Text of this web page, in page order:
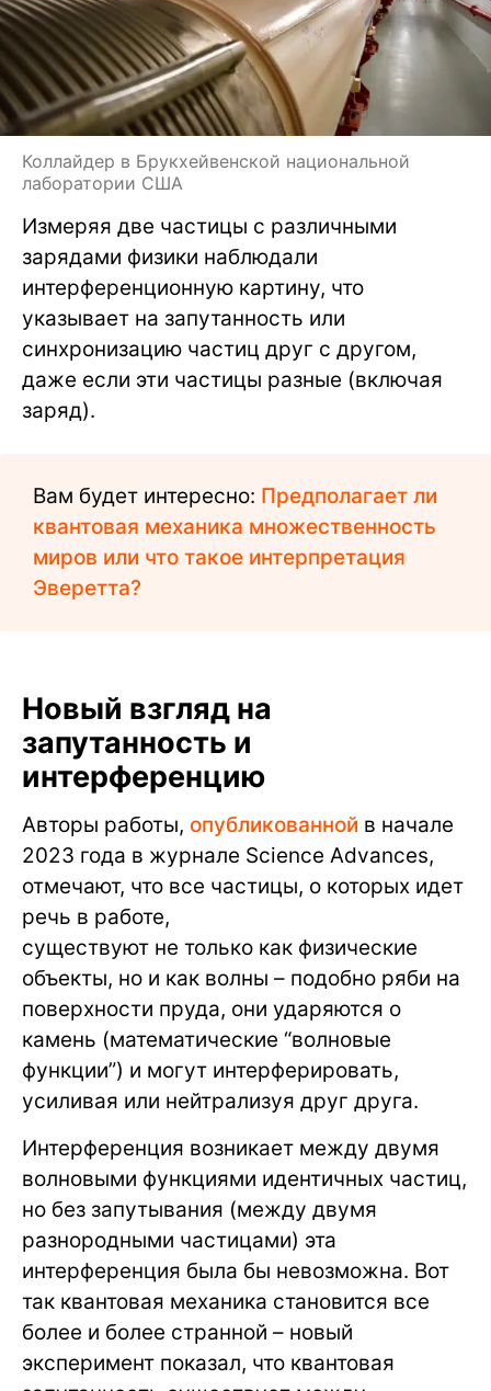
Коллайдер в Брукхейвенской национальной
лаборатории США
Измеряя две частицы с различными
зарядами физики наблюдали
интерференционную картину, что
указывает на запутанность или
синхронизацию частиц друг с другом,
даже если эти частицы разные (включая
заряд).
Вам будет интересно: Предполагает ли
квантовая механика множественность
миров или что такое интерпретация
Эверетта?
Новый взгляд на
запутанность и
интерференцию
Авторы работы, опубликованной в начале
2023 года в журнале Science Advances,
отмечают, что все частицы, о которых идет
речь в работе,
существуют не только как физические
объекты, но и как волны – подобно ряби на
поверхности пруда, они ударяются о
камень (математические “волновые
функции”) и могут интерферировать,
усиливая или нейтрализуя друг друга.
Интерференция возникает между двумя
волновыми функциями идентичных частиц,
но без запутывания (между двумя
разнородными частицами) эта
интерференция была бы невозможна. Вот
так квантовая механика становится все
более и более странной – новый
эксперимент показал, что квантовая